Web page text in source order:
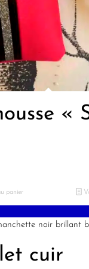
«
panier
cuir